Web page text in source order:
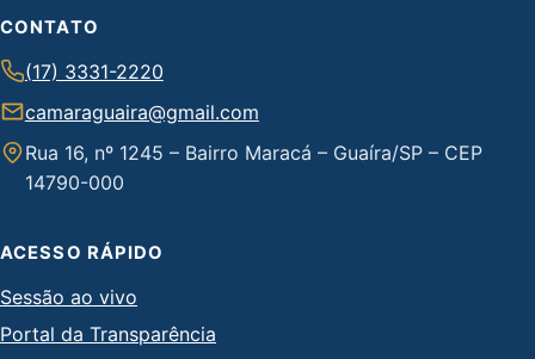
CONTATO
(17) 3331-2220
camaraguaira@gmail.com
Rua 16, nº 1245 – Bairro Maracá – Guaíra/SP – CEP
14790-000
ACESSO RÁPIDO
Sessão ao vivo
Portal da Transparência